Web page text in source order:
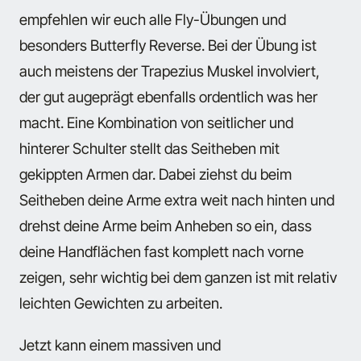
empfehlen wir euch alle Fly-Übungen und
besonders Butterfly Reverse. Bei der Übung ist
auch meistens der Trapezius Muskel involviert,
der gut augeprägt ebenfalls ordentlich was her
macht. Eine Kombination von seitlicher und
hinterer Schulter stellt das Seitheben mit
gekippten Armen dar. Dabei ziehst du beim
Seitheben deine Arme extra weit nach hinten und
drehst deine Arme beim Anheben so ein, dass
deine Handflächen fast komplett nach vorne
zeigen, sehr wichtig bei dem ganzen ist mit relativ
leichten Gewichten zu arbeiten.
Jetzt kann einem massiven und